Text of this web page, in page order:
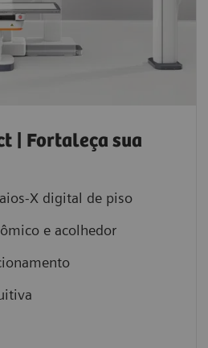
| Fortaleça sua
X digital de piso
e acolhedor